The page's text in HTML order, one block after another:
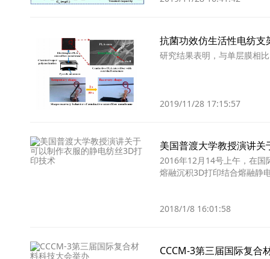
抗菌功效仿生活性电纺支
研究结果表明，与单层膜相
2019/11/28 17:15:57
美国普渡大学教授演讲
2016年12月14号上午，在国
熔融沉积3D打印结合熔融静
2018/1/8 16:01:58
CCCM-3第三届国际复合